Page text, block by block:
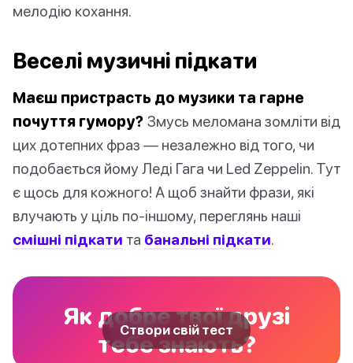
мелодію кохання.
Веселі музичні підкати
Маєш пристрасть до музики та гарне
почуття гумору? Змусь меломана зомліти від
цих дотепних фраз — незалежно від того, чи
подобається йому Леді Гага чи Led Zeppelin. Тут
є щось для кожного! А щоб знайти фрази, які
влучають у ціль по-іншому, переглянь наші
смішні підкати та банальні підкати.
Як добре твої друзі
тебе знають?
Створи свій тест